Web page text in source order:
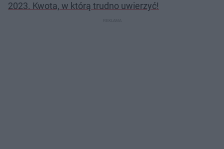
2023. Kwota, w którą trudno uwierzyć!